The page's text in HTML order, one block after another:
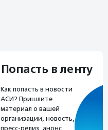
Попасть в ленту
Как попасть в новости
АСИ? Пришлите
материал о вашей
организации, новость,
пресс-релиз, анонс